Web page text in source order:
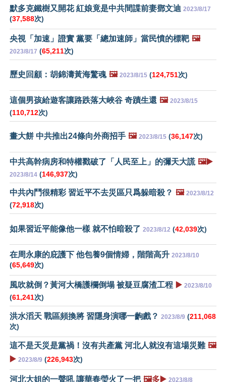
默多克鐵樹又開花 紅娘竟是中共間諜前妻鄧文迪 2023/8/17
(37,588次)
央視「加速」證實 黨要「總加速師」當民憤的標靶 🖼️
2023/8/17 (65,211次)
歷史回顧：胡錦濤黃海驚魂 🖼️ 2023/8/15 (124,751次)
這個男孩給遊客讓路跌落大峽谷 奇蹟生還 🖼️ 2023/8/15
(110,712次)
畫大餅 中共推出24條向外商招手 🖼️ 2023/8/15 (36,147次)
中共高幹病房和特權戳破了「人民至上」的彌天大謊 🖼️▶️
2023/8/14 (146,937次)
中共內鬥很精彩 習近平不去災區只爲躲暗殺？ 🖼️ 2023/8/12
(72,918次)
如果習近平能像他一樣 就不怕暗殺了 2023/8/12 (42,039次)
在周永康的庇護下 他包養9個情婦，階階高升 2023/8/10
(65,649次)
風吹就倒？黃河大橋護欄倒塌 被疑豆腐渣工程 ▶️ 2023/8/10
(61,241次)
洪水滔天 戰區頻換將 習隱身演哪一齣戲？ 2023/8/9 (211,068
次)
這不是天災是黨禍！沒有共產黨 河北人就沒有這場災難 🖼️
▶️ 2023/8/9 (226,943次)
河北大姐的一聲吼 讓華春瑩火了一把 🖼️多▶️ 2023/8/8